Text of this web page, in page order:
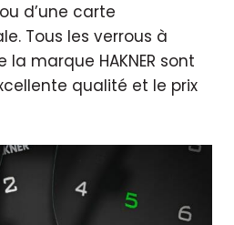
d’une carte
Tous les verrous à
marque HAKNER sont
qualité et le prix